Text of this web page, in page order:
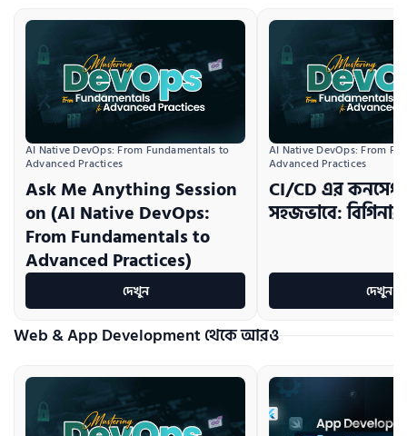
AI Native DevOps: From Fundamentals to
Advanced Practices
Ask Me Anything Session
on (AI Native DevOps:
From Fundamentals to
Advanced Practices)
দেখুন
AI Native DevOps: From
Advanced Practices
CI/CD এর
সহজভাবে:
দেখুন
Web & App Development থেকে আরও